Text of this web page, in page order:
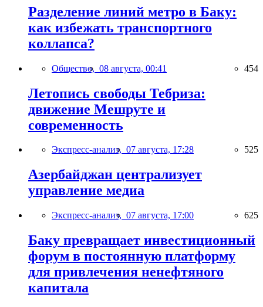
Разделение линий метро в Баку:
как избежать транспортного
коллапса?
Общество, 08 августа, 00:41 454
Летопись свободы Тебриза:
движение Мешруте и
современность
Экспресс-анализ, 07 августа, 17:28 525
Азербайджан централизует
управление медиа
Экспресс-анализ, 07 августа, 17:00 625
Баку превращает инвестиционный
форум в постоянную платформу
для привлечения ненефтяного
капитала